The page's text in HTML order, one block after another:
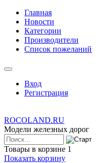
Главная
Новости
Категории
Производители
Список пожеланий
Вход
Регистрация
ROCOLAND.RU
Модели железных дорог
Товары в корзине 1
Показать корзину